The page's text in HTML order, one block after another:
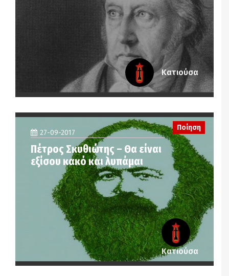
Κατιούσα
Ποίηση
27-09-2017
Πέτρος Σκυθιώτης – Θα είναι
εξίσου κακό και λυπάμαι
Κατιούσα